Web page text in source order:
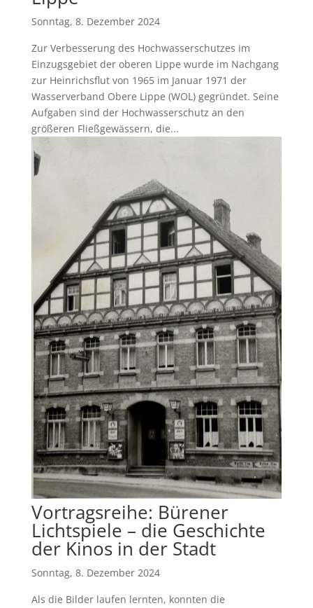
Sonntag, 8. Dezember 2024
Zur Verbesserung des Hochwasserschutzes im
Einzugsgebiet der oberen Lippe wurde im Nachgang
zur Heinrichsflut von 1965 im Januar 1971 der
Wasserverband Obere Lippe (WOL) gegründet. Seine
Aufgaben sind der Hochwasserschutz an den
größeren Fließgewässern, die...
Vortragsreihe: Bürener
Lichtspiele – die Geschichte
der Kinos in der Stadt
Sonntag, 8. Dezember 2024
Als die Bilder laufen lernten, konnten die